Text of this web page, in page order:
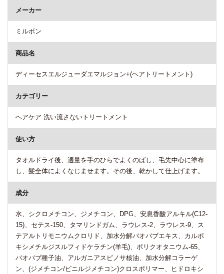
メーカー
ミルボン
商品名
ディーセスエルジューダエマルジョン+(ヘアトリートメント)
カテゴリー
ヘアケア 洗い流さないトリートメント
使い方
タオルドライ後、適量を手のひらでよくのばし、毛先中心に塗布
し、髪全体によくなじませます。その後、乾かして仕上げます。
成分
水、シクロメチコン、ジメチコン、DPG、安息香酸アルキル(C12-
15)、セテス-150、タマリンドガム、ラウレス-2、ラウレス-9、ス
テアルトリモニウムクロリド、加水分解バオバブエキス、カルボ
キシメチルジスルフィドケラチン(羊毛)、ポリクオタニウム-65、
バオバブ種子油、アルガニアスピノサ核油、加水分解コラーゲ
ン、(ジメチコン/ビニルジメチコン)クロスポリマー、ヒドロキシ